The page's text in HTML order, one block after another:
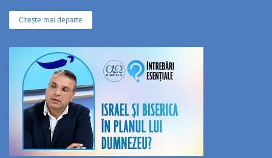
Citește mai departe